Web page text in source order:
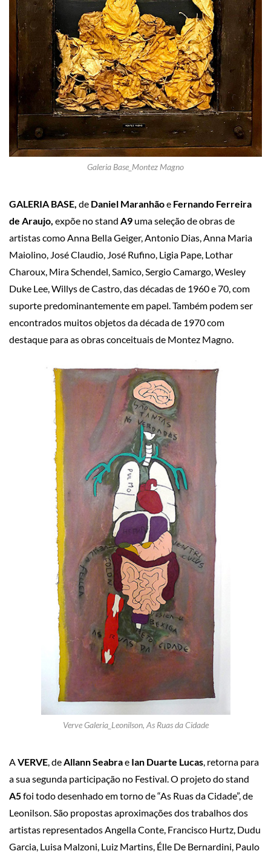
Galeria Base_Montez Magno
GALERIA BASE, de Daniel Maranhãoe Fernando Ferreira
de Araujo, expõe no stand A9 uma seleção de obras de
artistas como Anna Bella Geiger, Antonio Dias, Anna Maria
Maiolino, José Claudio, José Rufino, Ligia Pape, Lothar
Charoux, Mira Schendel, Samico, Sergio Camargo, Wesley
Duke Lee, Willys de Castro, das décadas de 1960 e 70, com
suporte predominantemente em papel. Também podem ser
encontrados muitos objetos da década de 1970 com
destaque para as obras conceituais de Montez Magno.
Verve Galeria_Leonilson, As Ruas da Cidade
A VERVE , de Allann Seabrae Ian Duarte Lucas , retorna para
a sua segunda participação no Festival. O projeto do stand
A5foi todo desenhado em torno de “As Ruas da Cidade”, de
Leonilson. São propostas aproximações dos trabalhos dos
artistas representados Angella Conte, Francisco Hurtz, Dudu
Garcia, Luisa Malzoni, Luiz Martins, Élle De Bernardini, Paulo